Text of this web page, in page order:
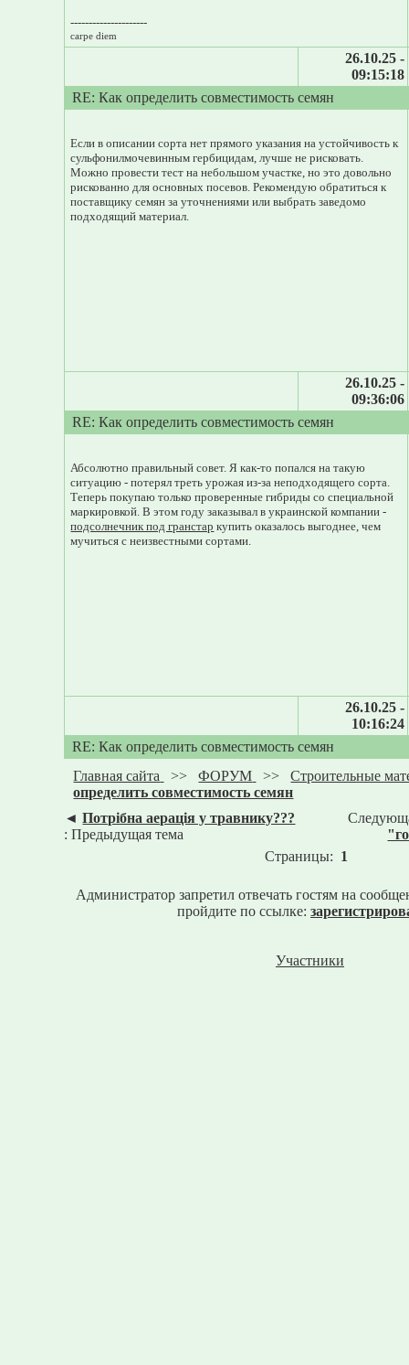
---------------------
carpe diem
26.10.25 -
09:15:18
RE: Как определить совместимость семян
Если в описании сорта нет прямого указания на устойчивость к
сульфонилмочевинным гербицидам, лучше не рисковать.
Можно провести тест на небольшом участке, но это довольно
рискованно для основных посевов. Рекомендую обратиться к
поставщику семян за уточнениями или выбрать заведомо
подходящий материал.
26.10.25 -
09:36:06
RE: Как определить совместимость семян
Абсолютно правильный совет. Я как-то попался на такую
ситуацию - потерял треть урожая из-за неподходящего сорта.
Теперь покупаю только проверенные гибриды со специальной
маркировкой. В этом году заказывал в украинской компании -
подсолнечник под гранстар купить оказалось выгоднее, чем
мучиться с неизвестными сортами.
26.10.25 -
10:16:24
RE: Как определить совместимость семян
Главная сайта
>>ФОРУМ >>Строительные
определить совместимость семян
◄Потрібна аерація у травнику???
: Предыдущая тема
Страницы: 1
Администратор запретил отвечать гостям на
пройдите по ссылке:
Участники